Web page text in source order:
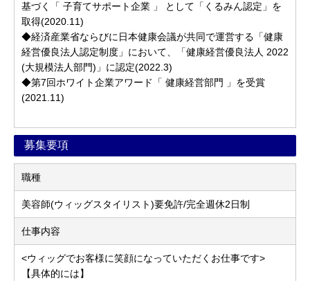
基づく「 子育てサポート企業 」 として「くるみん認定」を
取得(2020.11)
◆経済産業省ならびに日本健康会議が共同で運営する「健康
経営優良法人認定制度」において、「健康経営優良法人 2022
(大規模法人部門)」に認定(2022.3)
◆第7回ホワイト企業アワード「 健康経営部門 」を受賞
(2021.11)
募集要項
職種
美容師(ウィッグスタイリスト)要免許/完全週休2日制
仕事内容
<ウィッグでお客様に笑顔になっていただくお仕事です>
【具体的には】